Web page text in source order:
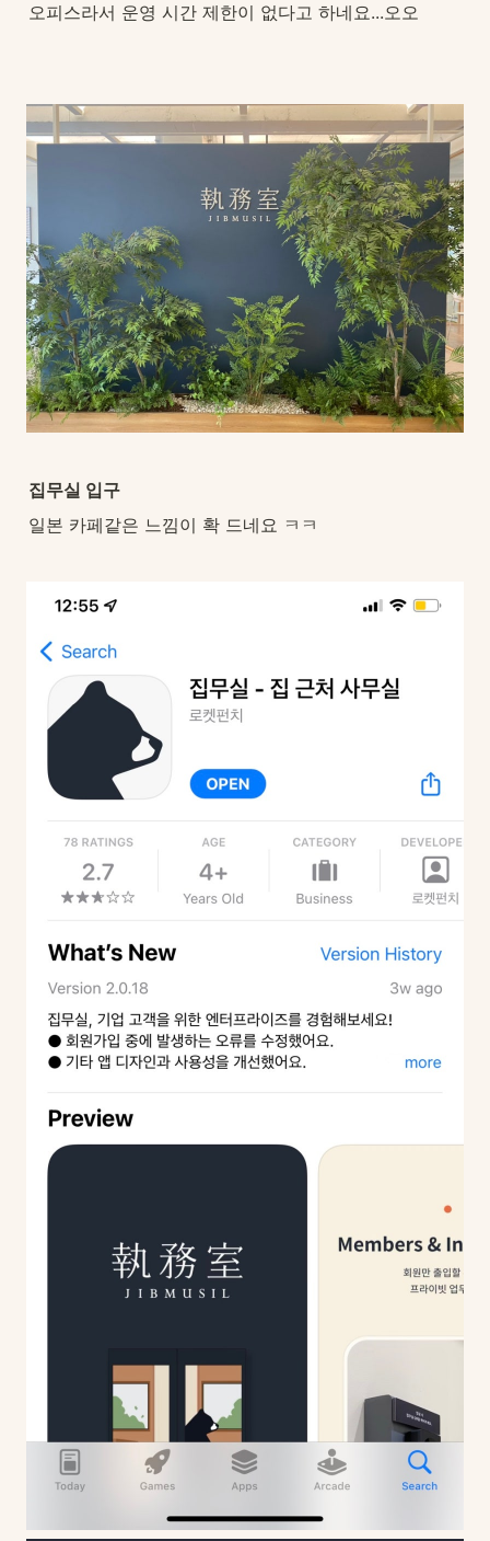
오피스라서 운영 시간 제한이 없다고 하네요...오오
집무실 입구
일본 카페같은 느낌이 확 드네요 ㅋㅋ